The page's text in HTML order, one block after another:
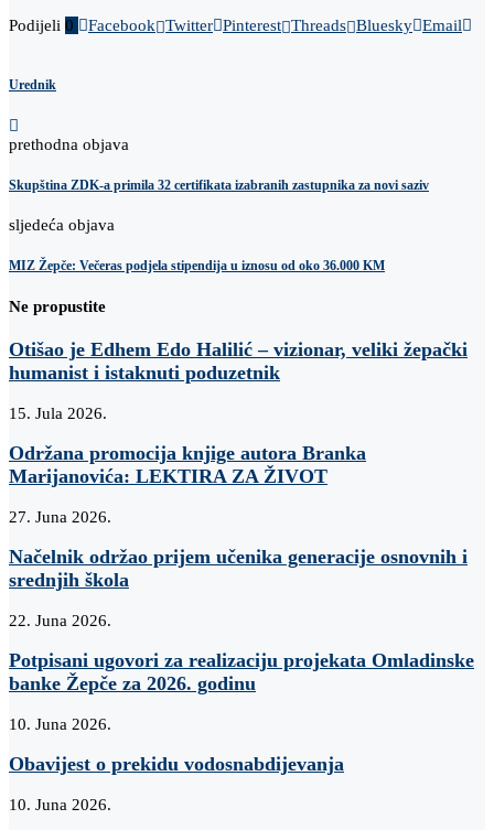
Podijeli 0 Facebook Twitter Pinterest Threads Bluesky Email
Urednik
prethodna objava
Skupština ZDK-a primila 32 certifikata izabranih zastupnika za novi saziv
sljedeća objava
MIZ Žepče: Večeras podjela stipendija u iznosu od oko 36.000 KM
Ne propustite
Otišao je Edhem Edo Halilić – vizionar, veliki žepački
humanist i istaknuti poduzetnik
15. Jula 2026.
Održana promocija knjige autora Branka
Marijanovića: LEKTIRA ZA ŽIVOT
27. Juna 2026.
Načelnik održao prijem učenika generacije osnovnih i
srednjih škola
22. Juna 2026.
Potpisani ugovori za realizaciju projekata Omladinske
banke Žepče za 2026. godinu
10. Juna 2026.
Obavijest o prekidu vodosnabdijevanja
10. Juna 2026.